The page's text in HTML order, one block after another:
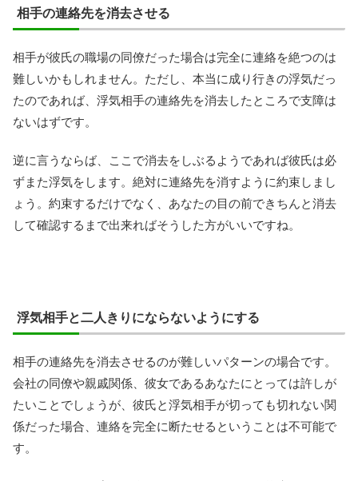
相手の連絡先を消去させる
相手が彼氏の職場の同僚だった場合は完全に連絡を絶つのは
難しいかもしれません。ただし、本当に成り行きの浮気だっ
たのであれば、浮気相手の連絡先を消去したところで支障は
ないはずです。
逆に言うならば、ここで消去をしぶるようであれば彼氏は必
ずまた浮気をします。絶対に連絡先を消すように約束しまし
ょう。約束するだけでなく、あなたの目の前できちんと消去
して確認するまで出来ればそうした方がいいですね。
浮気相手と二人きりにならないようにする
相手の連絡先を消去させるのが難しいパターンの場合です。
会社の同僚や親戚関係、彼女であるあなたにとっては許しが
たいことでしょうが、彼氏と浮気相手が切っても切れない関
係だった場合、連絡を完全に断たせるということは不可能で
す。